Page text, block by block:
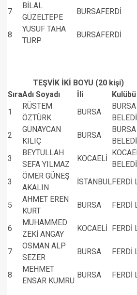
7
BİLAL
GÜZELTEPE
BURSAFERDİ
8
YUSUF TAHA
TURP
BURSAFERDİ
TEŞVİK İKİ BOYU (20 kişi)
SıraAdı Soyadı İli Kulübü
1
RÜSTEM
ÖZTÜRK
BURSA
2
GÜNAYCAN
KILIÇ
BURSA
3
BEYTULLAH
SEFA YILMAZ
KOCAELİ
3
ÖMER GÜNEŞ
AKALIN
İSTANBULFERDİ
5
AHMET EREN
KURT
BURSA FERDİ
6
MUHAMMED
ZEKİ ANGAY
KOCAELİ FERDİ
7
OSMAN ALP
SEZER
BURSA FERDİ
8
MEHMET
ENSAR KUMRU
BURSA FERDİ